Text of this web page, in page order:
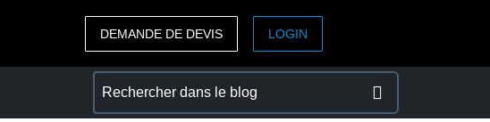
ASIA PACIFIC
DEMANDE DE DEVIS LOGIN